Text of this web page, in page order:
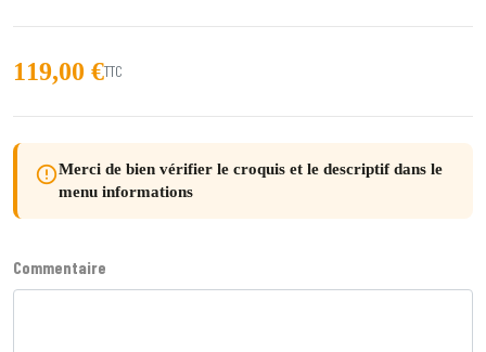
119,00 €TTC
error_outlineMerci de bien vérifier le croquis et le descriptif dans le
menu informations
Commentaire